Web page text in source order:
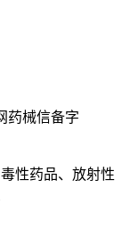
药械信备字
性药品、放射性